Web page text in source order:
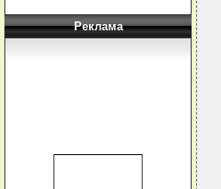
Реклама